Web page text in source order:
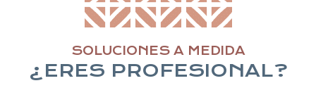
SOLUCIONES A MEDIDA
¿ERES PROFESIONAL?